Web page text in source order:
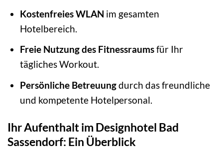
Kostenfreies WLAN im gesamten
Hotelbereich.
Freie Nutzung des Fitnessraumsfür Ihr
tägliches Workout.
Persönliche Betreuungdurch das freundliche
und kompetente Hotelpersonal.
Ihr Aufenthalt im Designhotel Bad
Sassendorf: Ein Überblick